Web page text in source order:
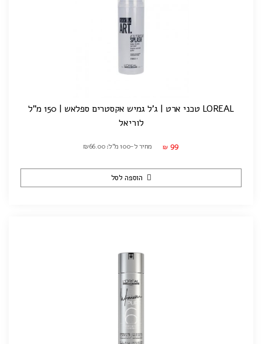
LOREAL טכני ארט | ג'ל גמיש אקסטרים ספלאש | 150 מ"ל
לוריאל
₪ 99 מחיר ל-100 מ"ל: ₪66.00
הוספה לסל